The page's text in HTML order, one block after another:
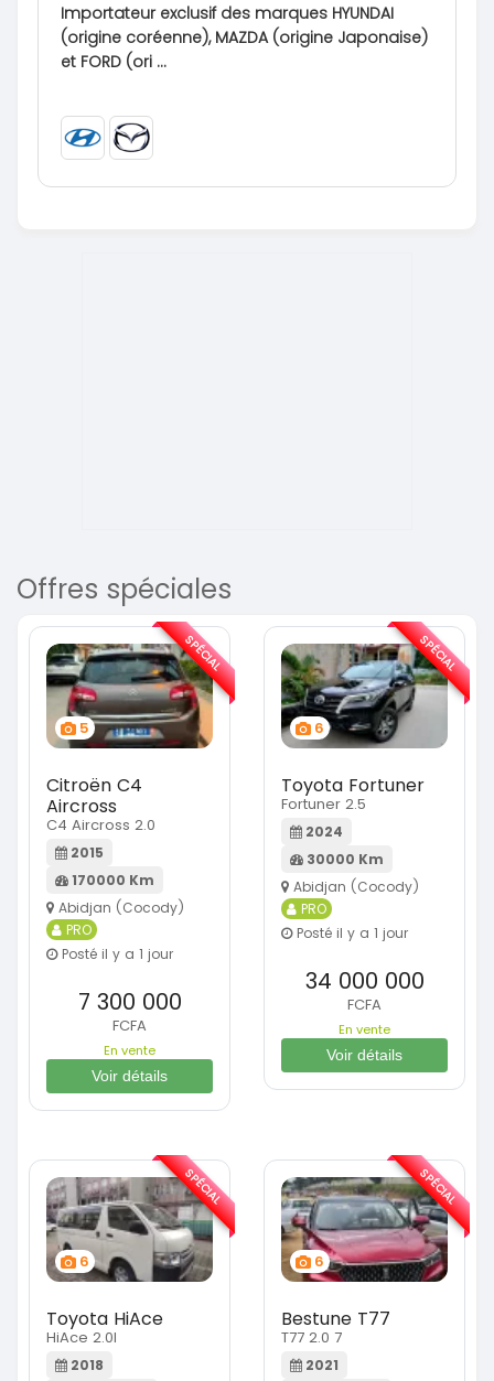
Importateur exclusif des marques HYUNDAI
(origine coréenne), MAZDA (origine Japonaise)
et FORD (ori ...
Offres spéciales
5
Citroën C4
Aircross
C4 Aircross 2.0
2015
170000 Km
Abidjan (Cocody)
PRO
Posté il y a 1 jour
7 300 000
FCFA
En vente
Voir détails
SPÉCIAL
6
Toyota Fortuner
Fortuner 2.5
2024
30000 Km
Abidjan (Cocody)
PRO
Posté il y a 1 jour
34 000 000
FCFA
En vente
Voir détails
SPÉCIAL
6
Toyota HiAce
HiAce 2.0l
2018
SPÉCIAL
6
Bestune T77
T77 2.0 7
2021
SPÉCIAL